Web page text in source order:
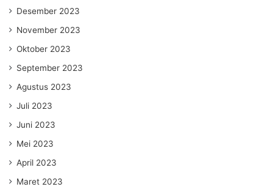
Desember 2023
November 2023
Oktober 2023
September 2023
Agustus 2023
Juli 2023
Juni 2023
Mei 2023
April 2023
Maret 2023